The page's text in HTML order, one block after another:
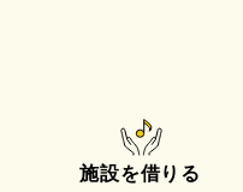
施設を借りる